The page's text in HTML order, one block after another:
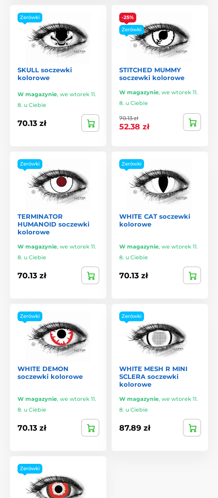
Zerówki
SKULL soczewki
kolorowe
W magazynie, we wtorek 11.
8. u Ciebie
70.13 zł
-25%
Zerówki
STITCHED MUMMY
soczewki kolorowe
W magazynie, we wtorek 11.
8. u Ciebie
70.13 zł
52.38 zł
Zerówki
TERMINATOR
HUMANOID soczewki
kolorowe
W magazynie, we wtorek 11.
8. u Ciebie
70.13 zł
Zerówki
WHITE CAT soczewki
kolorowe
W magazynie, we wtorek 11.
8. u Ciebie
70.13 zł
Zerówki
WHITE DEMON
soczewki kolorowe
W magazynie, we wtorek 11.
8. u Ciebie
70.13 zł
Zerówki
WHITE MESH R MINI
SCLERA soczewki
kolorowe
W magazynie, we wtorek 11.
8. u Ciebie
87.89 zł
Zerówki